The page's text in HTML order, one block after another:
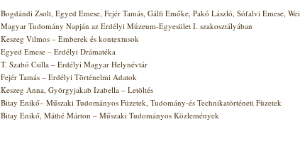
Bogdándi Zsolt, Egyed Emese, Fejér Tamás, Gálfi Emőke, Pakó László, Sófalvi Emese,
Magyar Tudomány Napján az Erdélyi Múzeum-Egyesület I. szakosztályában
Keszeg Vilmos – Emberek és kontextusok
Egyed Emese – Erdélyi Drámatéka
T. Szabó Csilla – Erdélyi Magyar Helynévtár
Fejér Tamás – Erdélyi Történelmi Adatok
Keszeg Anna, Györgyjakab Izabella – Letöltés
Bitay Enikő– Műszaki Tudományos Füzetek, Tudomány-és Technikatörténeti Füzetek
Bitay Enikő, Máthé Márton – Műszaki Tudományos Közlemények